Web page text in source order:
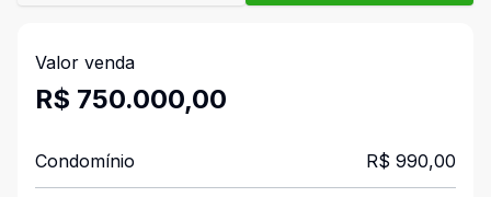
Valor venda
R$ 750.000,00
Condomínio R$ 990,00